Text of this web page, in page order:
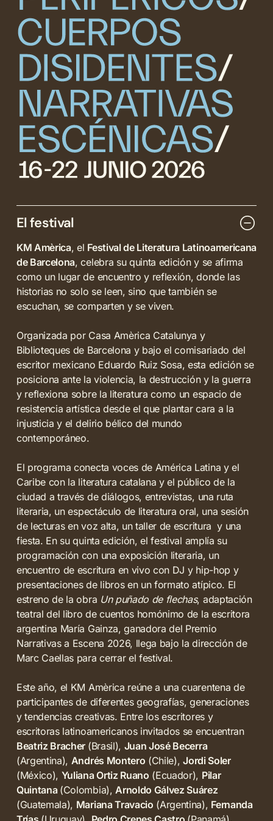
El festival
KM Amèrica, el Festival de Literatura Latinoamericana
de Barcelona, celebra su quinta edición y se afirma
como un lugar de encuentro y reflexión, donde las
historias no solo se leen, sino que también se
escuchan, se comparten y se viven.
Organizada por Casa Amèrica Catalunya y
Biblioteques de Barcelona y bajo el comisariado del
escritor mexicano Eduardo Ruiz Sosa, esta edición se
posiciona ante la violencia, la destrucción y la guerra
y reflexiona sobre la literatura como un espacio de
resistencia artística desde el que plantar cara a la
injusticia y el delirio bélico del mundo
contemporáneo.
El programa conecta voces de América Latina y el
Caribe con la literatura catalana y el público de la
ciudad a través de diálogos, entrevistas, una ruta
literaria, un espectáculo de literatura oral, una sesión
de lecturas en voz alta, un taller de escritura y una
fiesta. En su quinta edición, el festival amplía su
programación con una exposición literaria, un
encuentro de escritura en vivo con DJ y hip-hop y
presentaciones de libros en un formato atípico. El
estreno de la obra Un puñado de flechas, adaptación
teatral del libro de cuentos homónimo de la escritora
argentina María Gainza, ganadora del Premio
Narrativas a Escena 2026, llega bajo la dirección de
Marc Caellas para cerrar el festival.
Este año, el KM Amèrica reúne a una cuarentena de
participantes de diferentes geografías, generaciones
y tendencias creativas. Entre los escritores y
escritoras latinoamericanos invitados se encuentran
Beatriz Bracher (Brasil), Juan José Becerra
(Argentina), Andrés Montero (Chile),Jordi Soler
(México), Yuliana Ortiz Ruano (Ecuador), Pilar
Quintana (Colombia),Arnoldo Gálvez Suárez
(Guatemala), Mariana Travacio (Argentina), Fernanda